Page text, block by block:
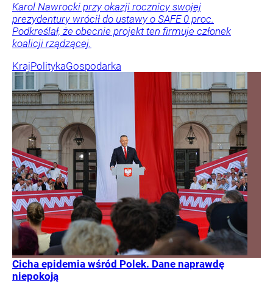
Karol Nawrocki przy okazji rocznicy swojej
prezydentury wrócił do ustawy o SAFE 0 proc.
Podkreślał, że obecnie projekt ten firmuje członek
koalicji rządzącej.
KrajPolitykaGospodarka
Cicha epidemia wśród Polek. Dane naprawdę
niepokoją